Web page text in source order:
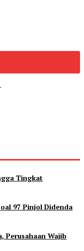
.
Tingkat
97 Pinjol Didenda
Perusahaan Wajib